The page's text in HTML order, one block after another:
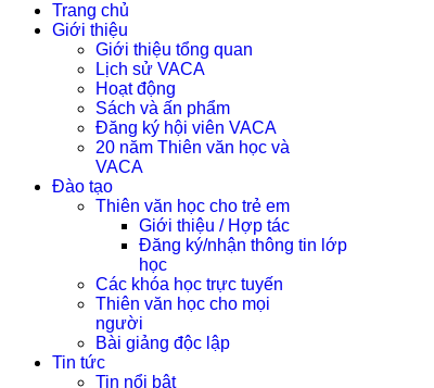
Trang chủ
Giới thiệu
Giới thiệu tổng quan
Lịch sử VACA
Hoạt động
Sách và ấn phẩm
Đăng ký hội viên VACA
20 năm Thiên văn học và
VACA
Đào tạo
Thiên văn học cho trẻ em
Giới thiệu / Hợp tác
Đăng ký/nhận thông tin lớp
học
Các khóa học trực tuyến
Thiên văn học cho mọi
người
Bài giảng độc lập
Tin tức
Tin nổi bật